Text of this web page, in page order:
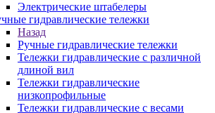
Электрические штабелеры
гидравлические тележки
Назад
Ручные гидравлические тележки
Тележки гидравлические с различной
длиной вил
Тележки гидравлические
низкопрофильные
Тележки гидравлические с весами